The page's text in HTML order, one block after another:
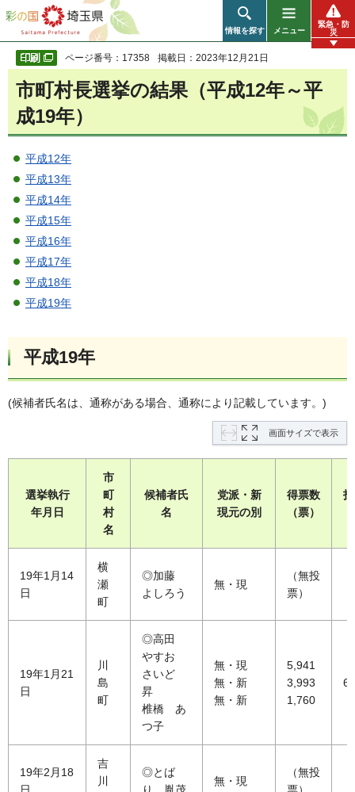
彩の国 埼玉県
情報を探す メニュー
緊急・防
災
ページ番号：17358 掲載日：2023年12月21日
市町村長選挙の結果（平成12年～平
成19年）
平成12年
平成13年
平成14年
平成15年
平成16年
平成17年
平成18年
平成19年
平成19年
(候補者氏名は、通称がある場合、通称により記載しています。)
画面サイズで表示
選挙執行
年月日
市
町
村
名
候補者氏
名
党派・新
現元の別
得票数
（票）
19年1月14
日
横
瀬
町
◎加藤
よしろう
無・現
（無投
票）
19年1月21
日
川
島
町
◎高田
やすお
さいど
昇
椎橋 あ
つ子
無・現
無・新
無・新
5,941
3,993
1,760
19年2月18
吉
川
◎とば
無・現
（無投